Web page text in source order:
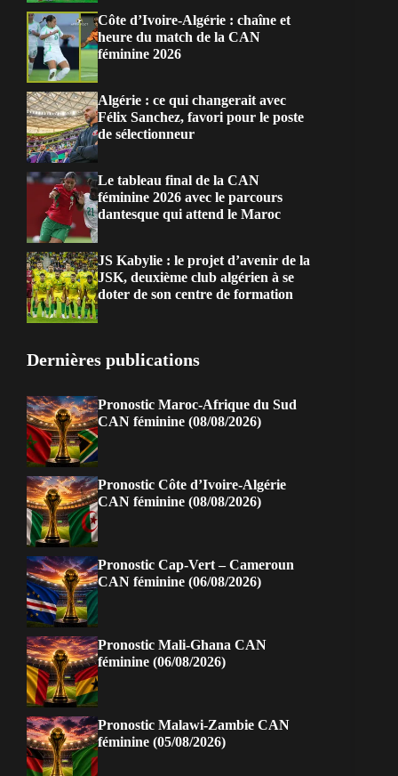
Côte d’Ivoire-Algérie : chaîne et
heure du match de la CAN
féminine 2026
Algérie : ce qui changerait avec
Félix Sanchez, favori pour le poste
de sélectionneur
Le tableau final de la CAN
féminine 2026 avec le parcours
dantesque qui attend le Maroc
JS Kabylie : le projet d’avenir de la
JSK, deuxième club algérien à se
doter de son centre de formation
Dernières publications
Pronostic Maroc-Afrique du Sud
CAN féminine (08/08/2026)
Pronostic Côte d’Ivoire-Algérie
CAN féminine (08/08/2026)
Pronostic Cap-Vert – Cameroun
CAN féminine (06/08/2026)
Pronostic Mali-Ghana CAN
féminine (06/08/2026)
Pronostic Malawi-Zambie CAN
féminine (05/08/2026)